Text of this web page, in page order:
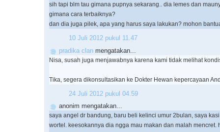
sih tapi blm tau gimana pupnya sekarang.. dia lemes dan
gimana cara terbaiknya?
dan dia juga pilek, apa yang harus saya lakukan? mohon
10 Juli 2012 pukul 11.47
pradika clan mengatakan...
Nisa, susah juga menjawabnya karena kami tidak melihat
Tika, segera dikonsultasikan ke Dokter Hewan kepercayaan
24 Juli 2012 pukul 04.59
anonim mengatakan...
saya angel dr bandung, baru beli kelinci umur 2bulan, saya
wortel. keesokannya dia ngga mau makan dan malah mencret.